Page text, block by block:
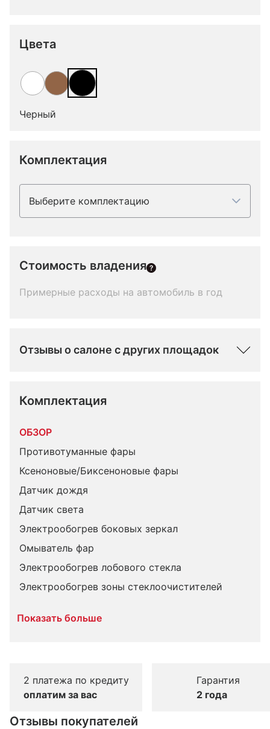
Цвета
Черный
Комплектация
Выберите комплектацию
Стоимость владения
Примерные расходы на автомобиль в год
Отзывы о салоне с других площадок
Комплектация
ОБЗОР
Противотуманные фары
Ксеноновые/Биксеноновые фары
Датчик дождя
Датчик света
Электрообогрев боковых зеркал
Омыватель фар
Электрообогрев лобового стекла
Электрообогрев зоны стеклоочистителей
Показать больше
2 платежа по кредиту
оплатим за вас
Гарантия
2 года
Отзывы покупателей